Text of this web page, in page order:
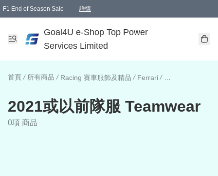
F1 End of Season Sale 詳情
Goal4U e-Shop Top Power
Services Limited
首頁 / 所有商品 / Racing 賽車服飾及精品 / Ferrari / 2021或以前隊服
2021或以前隊服 Teamwear
0項 商品